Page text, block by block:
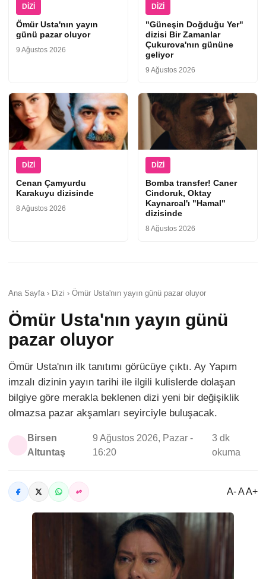
DIZI
Ömür Usta'nın yayın
günü pazar oluyor
9 Ağustos 2026
DIZI
"Güneşin Doğduğu Yer"
dizisi Bir Zamanlar
Çukurova'nın gününe
geliyor
9 Ağustos 2026
DIZI
Cenan Çamyurdu
Karakuyu dizisinde
8 Ağustos 2026
DIZI
Bomba transfer! Caner
Cindoruk, Oktay
Kaynarcal'ı "Hamal"
dizisinde
8 Ağustos 2026
Ana Sayfa › Dizi › Ömür Usta'nın yayın günü pazar oluyor
Ömür Usta'nın yayın günü
pazar oluyor
Ömür Usta'nın ilk tanıtımı görücüye çıktı. Ay Yapım
imzalı dizinin yayın tarihi ile ilgili kulislerde dolaşan
bilgiye göre merakla beklenen dizi yeni bir değişiklik
olmazsa pazar akşamları seyirciyle buluşacak.
Birsen
Altuntaş
9 Ağustos 2026, Pazar -
16:20
3 dk
okuma
A- A A+